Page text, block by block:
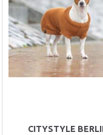
CITYSTYLE